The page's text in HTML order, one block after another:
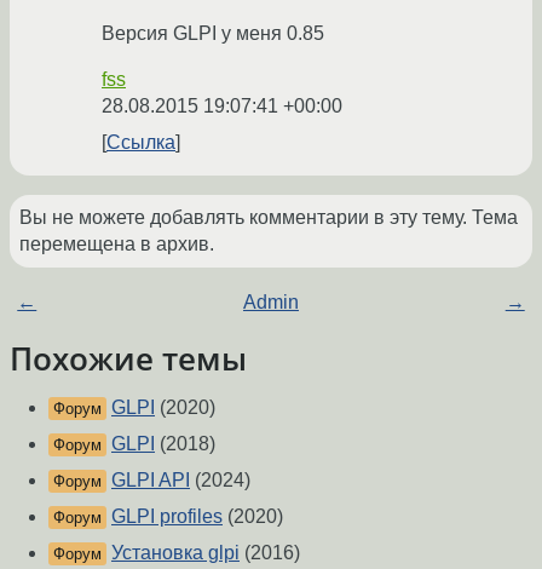
Версия GLPI у меня 0.85
fss
28.08.2015 19:07:41 +00:00
Ссылка
Вы не можете добавлять комментарии в эту тему. Тема
перемещена в архив.
← Admin →
Похожие темы
Форум GLPI (2020)
Форум GLPI (2018)
Форум GLPI API (2024)
Форум GLPI profiles (2020)
Форум Установка glpi (2016)